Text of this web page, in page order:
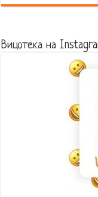
Вицотека на